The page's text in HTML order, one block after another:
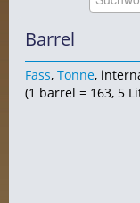
Barrel
Fass, Tonne,
(1 barrel = 163, 5